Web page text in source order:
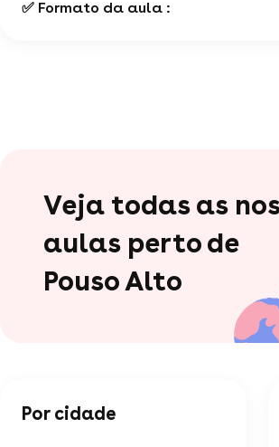
✅ Formato da aula :
Veja todas as
aulas perto de
Pouso Alto
Por cidade